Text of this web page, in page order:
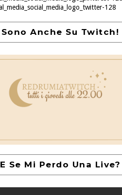
Sono Anche Su Twitch!
E Se Mi Perdo Una Live?